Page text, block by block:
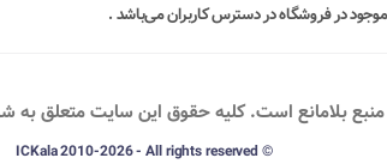
در فروشگاه در دسترس کاربران می‌باشد .
بلامانع است. کليه حقوق اين سايت متعلق به
© ICKala 2010-2026 - All rights reserved